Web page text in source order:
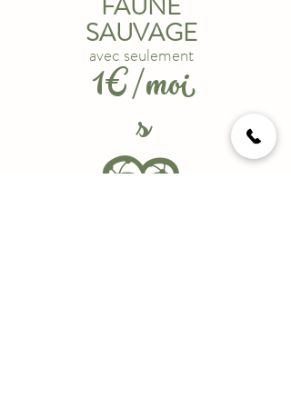
SAUVAGE
1€/moi
s
avec seulement